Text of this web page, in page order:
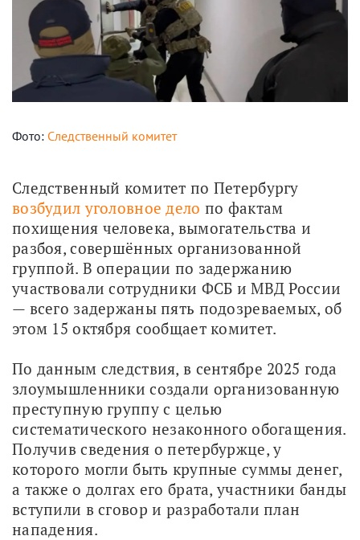
Фото: Следственный комитет
возбудил уголовное дело по фактам
похищения человека, вымогательства и
разбоя, совершённых организованной
группой. В операции по задержанию
участвовали сотрудники ФСБ и МВД России
— всего задержаны пять подозреваемых, об
этом 15 октября сообщает комитет.
По данным следствия, в сентябре 2025 года
злоумышленники создали организованную
преступную группу с целью
систематического незаконного обогащения.
Получив сведения о петербуржце, у
которого могли быть крупные суммы денег,
а также о долгах его брата, участники банды
вступили в сговор и разработали план
нападения.